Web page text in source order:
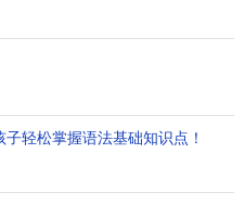
轻松掌握语法基础知识点！